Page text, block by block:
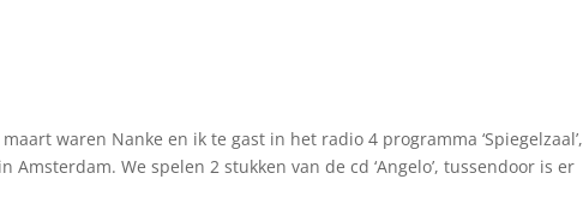
waren Nanke en ik te gast in het radio 4 programma ‘Spiegelzaal’,
We spelen 2 stukken van de cd ‘Angelo’, tussendoor is er